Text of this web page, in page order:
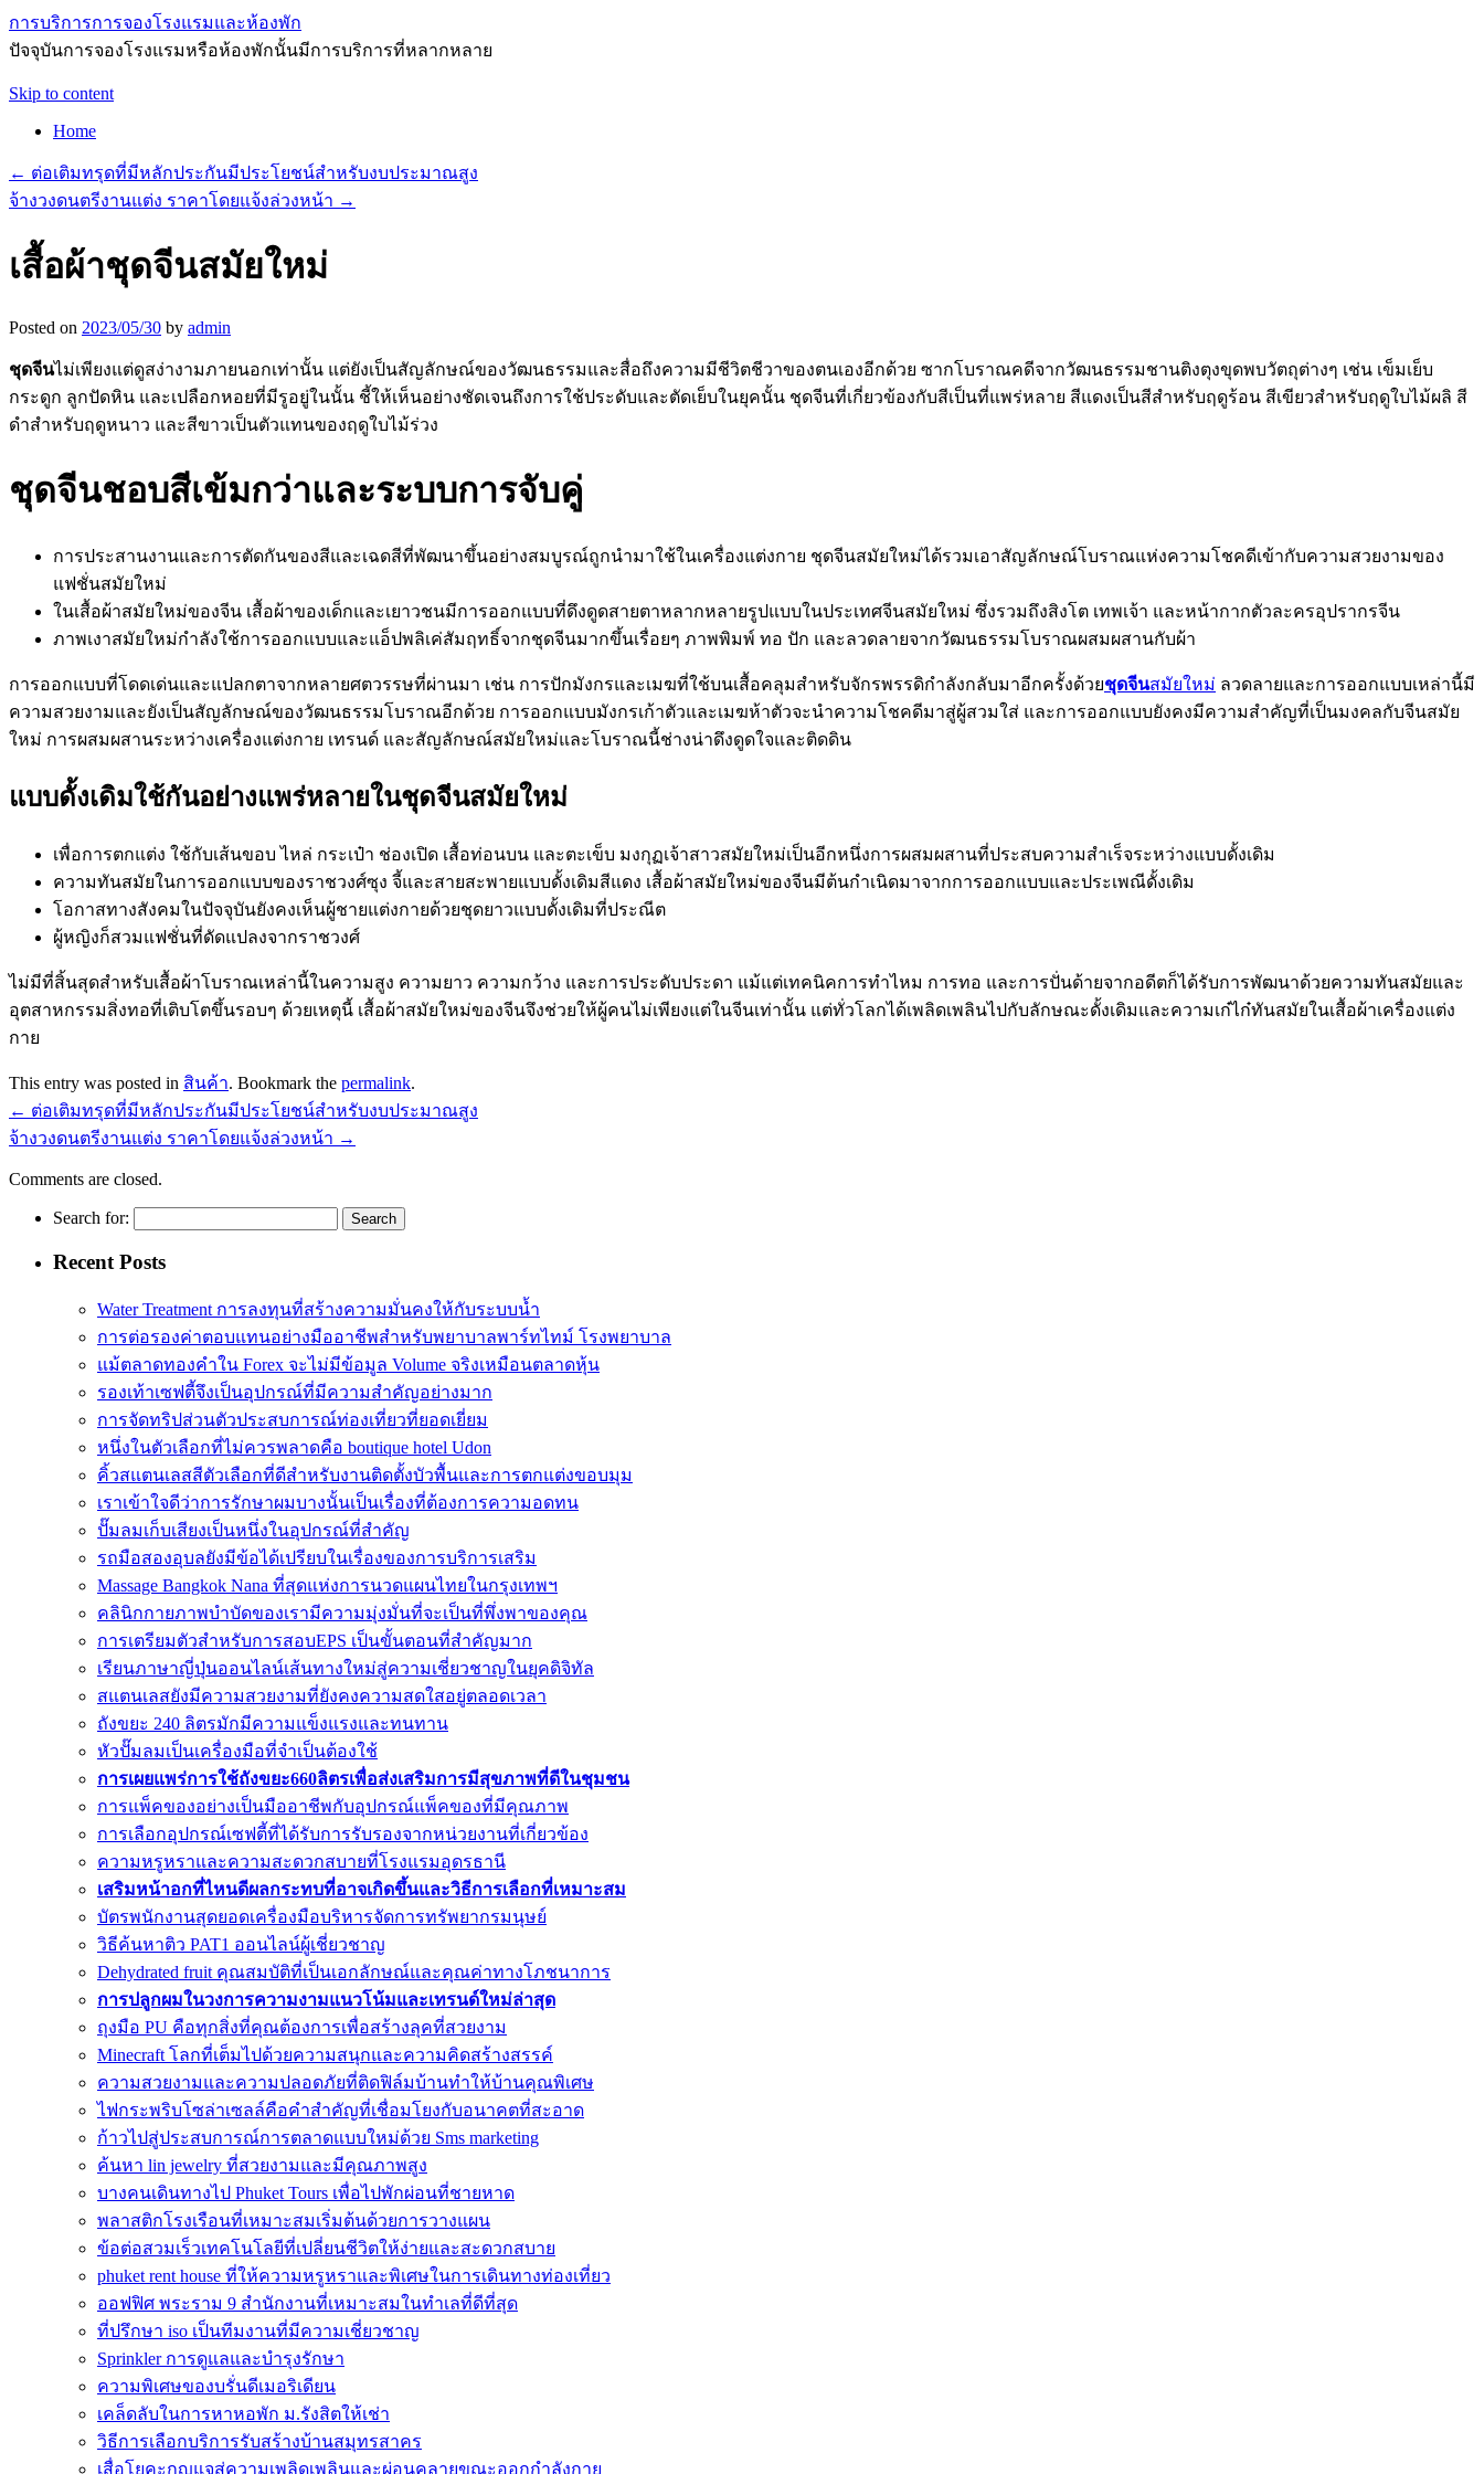
การบริการการจองโรงแรมและห้องพัก
ปัจจุบันการจองโรงแรมหรือห้องพักนั้นมีการบริการที่หลากหลาย
Skip to content
Home
← ต่อเติมทรุดที่มีหลักประกันมีประโยชน์สำหรับงบประมาณสูง
จ้างวงดนตรีงานแต่ง ราคาโดยแจ้งล่วงหน้า →
เสื้อผ้าชุดจีนสมัยใหม่
Posted on 2023/05/30 by admin
ชุดจีนไม่เพียงแต่ดูสง่างามภายนอกเท่านั้น แต่ยังเป็นสัญลักษณ์ของวัฒนธรรมและสื่อถึงความมีชีวิตชีวาของตนเองอีกด้วย ซากโบราณคดีจากวัฒนธรรมชานติงตุงขุดพบวัตถุต่างๆ เช่น เข็มเย็บ
กระดูก ลูกปัดหิน และเปลือกหอยที่มีรูอยู่ในนั้น ชี้ให้เห็นอย่างชัดเจนถึงการใช้ประดับและตัดเย็บในยุคนั้น ชุดจีนที่เกี่ยวข้องกับสีเป็นที่แพร่หลาย สีแดงเป็นสีสำหรับฤดูร้อน สีเขียวสำหรับฤดูใบไม้ผลิ สี
ดำสำหรับฤดูหนาว และสีขาวเป็นตัวแทนของฤดูใบไม้ร่วง
ชุดจีนชอบสีเข้มกว่าและระบบการจับคู่
การประสานงานและการตัดกันของสีและเฉดสีที่พัฒนาขึ้นอย่างสมบูรณ์ถูกนำมาใช้ในเครื่องแต่งกาย ชุดจีนสมัยใหม่ได้รวมเอาสัญลักษณ์โบราณแห่งความโชคดีเข้ากับความสวยงามของ
แฟชั่นสมัยใหม่
ในเสื้อผ้าสมัยใหม่ของจีน เสื้อผ้าของเด็กและเยาวชนมีการออกแบบที่ดึงดูดสายตาหลากหลายรูปแบบในประเทศจีนสมัยใหม่ ซึ่งรวมถึงสิงโต เทพเจ้า และหน้ากากตัวละครอุปรากรจีน
ภาพเงาสมัยใหม่กำลังใช้การออกแบบและแอ็ปพลิเค่สัมฤทธิ์จากชุดจีนมากขึ้นเรื่อยๆ ภาพพิมพ์ ทอ ปัก และลวดลายจากวัฒนธรรมโบราณผสมผสานกับผ้า
การออกแบบที่โดดเด่นและแปลกตาจากหลายศตวรรษที่ผ่านมา เช่น การปักมังกรและเมฆที่ใช้บนเสื้อคลุมสำหรับจักรพรรดิกำลังกลับมาอีกครั้งด้วยชุดจีนสมัยใหม่ ลวดลายและการออกแบบเหล่านี้มี
ความสวยงามและยังเป็นสัญลักษณ์ของวัฒนธรรมโบราณอีกด้วย การออกแบบมังกรเก้าตัวและเมฆห้าตัวจะนำความโชคดีมาสู่ผู้สวมใส่ และการออกแบบยังคงมีความสำคัญที่เป็นมงคลกับจีนสมัย
ใหม่ การผสมผสานระหว่างเครื่องแต่งกาย เทรนด์ และสัญลักษณ์สมัยใหม่และโบราณนี้ช่างน่าดึงดูดใจและติดดิน
แบบดั้งเดิมใช้กันอย่างแพร่หลายในชุดจีนสมัยใหม่
เพื่อการตกแต่ง ใช้กับเส้นขอบ ไหล่ กระเป๋า ช่องเปิด เสื้อท่อนบน และตะเข็บ มงกุฏเจ้าสาวสมัยใหม่เป็นอีกหนึ่งการผสมผสานที่ประสบความสำเร็จระหว่างแบบดั้งเดิม
ความทันสมัยในการออกแบบของราชวงศ์ซุง จี้และสายสะพายแบบดั้งเดิมสีแดง เสื้อผ้าสมัยใหม่ของจีนมีต้นกำเนิดมาจากการออกแบบและประเพณีดั้งเดิม
โอกาสทางสังคมในปัจจุบันยังคงเห็นผู้ชายแต่งกายด้วยชุดยาวแบบดั้งเดิมที่ประณีต
ผู้หญิงก็สวมแฟชั่นที่ดัดแปลงจากราชวงศ์
ไม่มีที่สิ้นสุดสำหรับเสื้อผ้าโบราณเหล่านี้ในความสูง ความยาว ความกว้าง และการประดับประดา แม้แต่เทคนิคการทำไหม การทอ และการปั่นด้ายจากอดีตก็ได้รับการพัฒนาด้วยความทันสมัยและ
อุตสาหกรรมสิ่งทอที่เติบโตขึ้นรอบๆ ด้วยเหตุนี้ เสื้อผ้าสมัยใหม่ของจีนจึงช่วยให้ผู้คนไม่เพียงแต่ในจีนเท่านั้น แต่ทั่วโลกได้เพลิดเพลินไปกับลักษณะดั้งเดิมและความเก๋ไก๋ทันสมัยในเสื้อผ้าเครื่องแต่ง
กาย
This entry was posted in สินค้า. Bookmark the permalink.
← ต่อเติมทรุดที่มีหลักประกันมีประโยชน์สำหรับงบประมาณสูง
จ้างวงดนตรีงานแต่ง ราคาโดยแจ้งล่วงหน้า →
Comments are closed.
Search for:
Recent Posts
Water Treatment การลงทุนที่สร้างความมั่นคงให้กับระบบน้ำ
การต่อรองค่าตอบแทนอย่างมืออาชีพสำหรับพยาบาลพาร์ทไทม์ โรงพยาบาล
แม้ตลาดทองคำใน Forex จะไม่มีข้อมูล Volume จริงเหมือนตลาดหุ้น
รองเท้าเซฟตี้จึงเป็นอุปกรณ์ที่มีความสำคัญอย่างมาก
การจัดทริปส่วนตัวประสบการณ์ท่องเที่ยวที่ยอดเยี่ยม
หนึ่งในตัวเลือกที่ไม่ควรพลาดคือ boutique hotel Udon
คิ้วสแตนเลสสีตัวเลือกที่ดีสำหรับงานติดตั้งบัวพื้นและการตกแต่งขอบมุม
เราเข้าใจดีว่าการรักษาผมบางนั้นเป็นเรื่องที่ต้องการความอดทน
ปั๊มลมเก็บเสียงเป็นหนึ่งในอุปกรณ์ที่สำคัญ
รถมือสองอุบลยังมีข้อได้เปรียบในเรื่องของการบริการเสริม
Massage Bangkok Nana ที่สุดแห่งการนวดแผนไทยในกรุงเทพฯ
คลินิกกายภาพบำบัดของเรามีความมุ่งมั่นที่จะเป็นที่พึ่งพาของคุณ
การเตรียมตัวสำหรับการสอบEPS เป็นขั้นตอนที่สำคัญมาก
เรียนภาษาญี่ปุ่นออนไลน์เส้นทางใหม่สู่ความเชี่ยวชาญในยุคดิจิทัล
สแตนเลสยังมีความสวยงามที่ยังคงความสดใสอยู่ตลอดเวลา
ถังขยะ 240 ลิตรมักมีความแข็งแรงและทนทาน
หัวปั๊มลมเป็นเครื่องมือที่จำเป็นต้องใช้
การเผยแพร่การใช้ถังขยะ660ลิตรเพื่อส่งเสริมการมีสุขภาพที่ดีในชุมชน
การแพ็คของอย่างเป็นมืออาชีพกับอุปกรณ์แพ็คของที่มีคุณภาพ
การเลือกอุปกรณ์เซฟตี้ที่ได้รับการรับรองจากหน่วยงานที่เกี่ยวข้อง
ความหรูหราและความสะดวกสบายที่โรงแรมอุดรธานี
เสริมหน้าอกที่ไหนดีผลกระทบที่อาจเกิดขึ้นและวิธีการเลือกที่เหมาะสม
บัตรพนักงานสุดยอดเครื่องมือบริหารจัดการทรัพยากรมนุษย์
วิธีค้นหาติว PAT1 ออนไลน์ผู้เชี่ยวชาญ
Dehydrated fruit คุณสมบัติที่เป็นเอกลักษณ์และคุณค่าทางโภชนาการ
การปลูกผมในวงการความงามแนวโน้มและเทรนด์ใหม่ล่าสุด
ถุงมือ PU คือทุกสิ่งที่คุณต้องการเพื่อสร้างลุคที่สวยงาม
Minecraft โลกที่เต็มไปด้วยความสนุกและความคิดสร้างสรรค์
ความสวยงามและความปลอดภัยที่ติดฟิล์มบ้านทำให้บ้านคุณพิเศษ
ไฟกระพริบโซล่าเซลล์คือคำสำคัญที่เชื่อมโยงกับอนาคตที่สะอาด
ก้าวไปสู่ประสบการณ์การตลาดแบบใหม่ด้วย Sms marketing
ค้นหา lin jewelry ที่สวยงามและมีคุณภาพสูง
บางคนเดินทางไป Phuket Tours เพื่อไปพักผ่อนที่ชายหาด
พลาสติกโรงเรือนที่เหมาะสมเริ่มต้นด้วยการวางแผน
ข้อต่อสวมเร็วเทคโนโลยีที่เปลี่ยนชีวิตให้ง่ายและสะดวกสบาย
phuket rent house ที่ให้ความหรูหราและพิเศษในการเดินทางท่องเที่ยว
ออฟฟิศ พระราม 9 สำนักงานที่เหมาะสมในทำเลที่ดีที่สุด
ที่ปรึกษา iso เป็นทีมงานที่มีความเชี่ยวชาญ
Sprinkler การดูแลและบำรุงรักษา
ความพิเศษของบรั่นดีเมอริเดียน
เคล็ดลับในการหาหอพัก ม.รังสิตให้เช่า
วิธีการเลือกบริการรับสร้างบ้านสมุทรสาคร
เสื่อโยคะกุญแจสู่ความเพลิดเพลินและผ่อนคลายขณะออกกำลังกาย